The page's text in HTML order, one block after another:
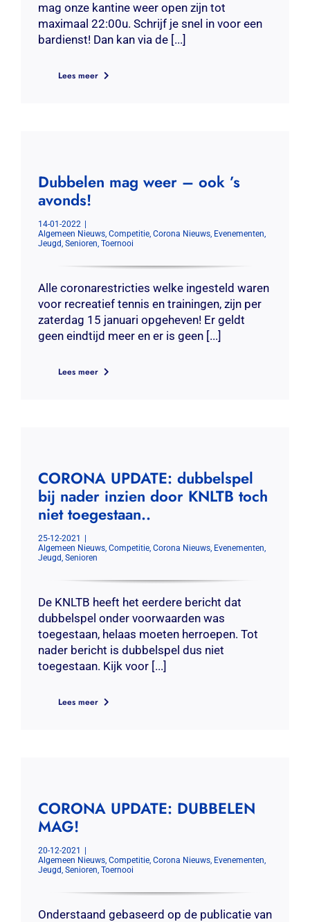
mag onze kantine weer open zijn tot
maximaal 22:00u. Schrijf je snel in voor een
bardienst! Dan kan via de [...]
Lees meer
Dubbelen mag weer – ook ’s
avonds!
14-01-2022
Algemeen Nieuws, Competitie, Corona Nieuws, Evenementen,
Jeugd, Senioren, Toernooi
Alle coronarestricties welke ingesteld waren
voor recreatief tennis en trainingen, zijn per
zaterdag 15 januari opgeheven! Er geldt
geen eindtijd meer en er is geen [...]
Lees meer
CORONA UPDATE: dubbelspel
bij nader inzien door KNLTB toch
niet toegestaan..
25-12-2021
Algemeen Nieuws, Competitie, Corona Nieuws, Evenementen,
Jeugd, Senioren
De KNLTB heeft het eerdere bericht dat
dubbelspel onder voorwaarden was
toegestaan, helaas moeten herroepen. Tot
nader bericht is dubbelspel dus niet
toegestaan. Kijk voor [...]
Lees meer
CORONA UPDATE: DUBBELEN
MAG!
20-12-2021
Algemeen Nieuws, Competitie, Corona Nieuws, Evenementen,
Jeugd, Senioren, Toernooi
Onderstaand gebaseerd op de publicatie van